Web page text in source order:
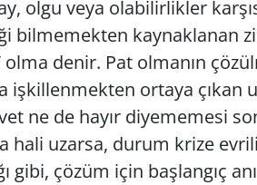
olgu veya olabilirlikler
bilmemekten kaynaklanan
olma denir. Pat olmanın
işkillenmekten ortaya çıkan
ne de hayır diyememesi
hali uzarsa, durum krize
gibi, çözüm için başlangıç